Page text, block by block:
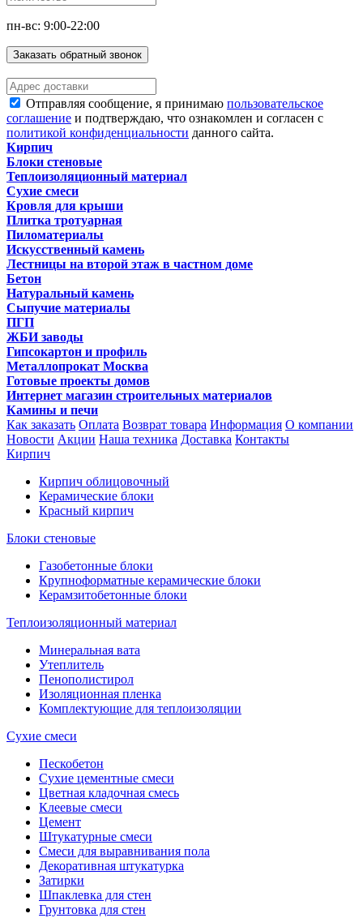
пн-вс: 9:00-22:00
Заказать обратный звонок
Отправляя сообщение, я принимаю пользовательское
соглашение и подтверждаю, что ознакомлен и согласен с
политикой конфиденциальности данного сайта.
Кирпич
Блоки стеновые
Теплоизоляционный материал
Сухие смеси
Кровля для крыши
Плитка тротуарная
Пиломатериалы
Искусственный камень
Лестницы на второй этаж в частном доме
Бетон
Натуральный камень
Сыпучие материалы
ПГП
ЖБИ заводы
Гипсокартон и профиль
Металлопрокат Москва
Готовые проекты домов
Интернет магазин строительных материалов
Камины и печи
Как заказать Оплата Возврат товара Информация О компании
Новости Акции Наша техника Доставка Контакты
Кирпич
Кирпич облицовочный
Керамические блоки
Красный кирпич
Блоки стеновые
Газобетонные блоки
Крупноформатные керамические блоки
Керамзитобетонные блоки
Теплоизоляционный материал
Минеральная вата
Утеплитель
Пенополистирол
Изоляционная пленка
Комплектующие для теплоизоляции
Сухие смеси
Пескобетон
Сухие цементные смеси
Цветная кладочная смесь
Клеевые смеси
Цемент
Штукатурные смеси
Смеси для выравнивания пола
Декоративная штукатурка
Затирки
Шпаклевка для стен
Грунтовка для стен